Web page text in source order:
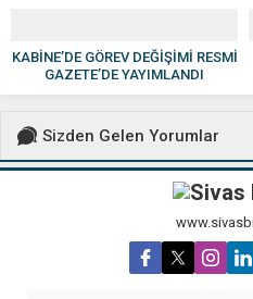
KABİNE’DE GÖREV DEĞİŞİMİ RESMİ
GAZETE’DE YAYIMLANDI
Sizden Gelen Yorumlar